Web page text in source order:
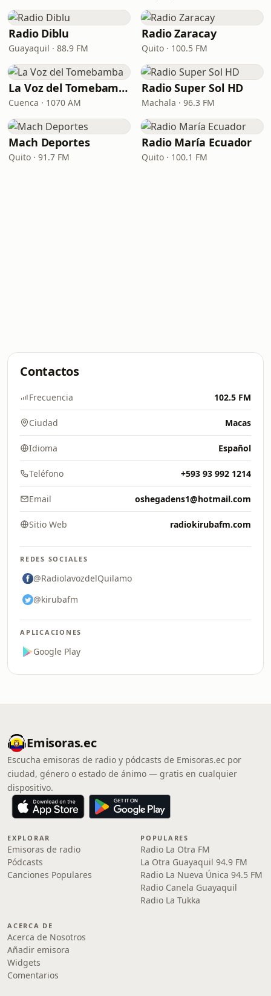
Radio Diblu
Guayaquil · 88.9 FM
Radio Zaracay
Quito · 100.5 FM
La Voz del Tomebamba
Cuenca · 1070 AM
Radio Super Sol HD
Machala · 96.3 FM
Mach Deportes
Quito · 91.7 FM
Radio María Ecuador
Quito · 100.1 FM
Contactos
Frecuencia 102.5 FM
Ciudad Macas
Idioma Español
Teléfono +593 93 992 1214
Email oshegadens1@hotmail.com
Sitio Web radiokirubafm.com
REDES SOCIALES
@RadiolavozdelQuilamo
@kirubafm
APLICACIONES
Google Play
Emisoras.ec
Escucha emisoras de radio y pódcasts de Emisoras.ec por
ciudad, género o estado de ánimo — gratis en cualquier
dispositivo.
EXPLORAR
Emisoras de radio
Pódcasts
Canciones Populares
POPULARES
Radio La Otra FM
La Otra Guayaquil 94.9 FM
Radio La Nueva Única 94.5 FM
Radio Canela Guayaquil
Radio La Tukka
ACERCA DE
Acerca de Nosotros
Añadir emisora
Widgets
Comentarios